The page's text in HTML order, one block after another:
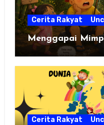
Cerita Rakyat
Menggapai
Cerita Rakyat